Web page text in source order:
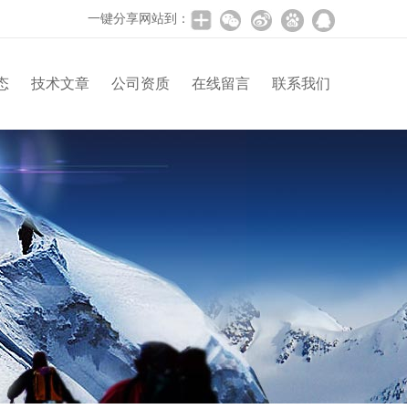
一键分享网站到：
技术文章 公司资质 在线留言 联系我们